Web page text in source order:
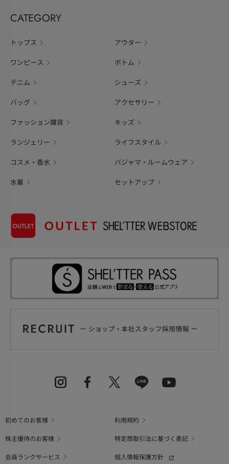
CATEGORY
トップス アウター
ワンピース ボトム
デニム シューズ
バッグ アクセサリー
ファッション雑貨 キッズ
ランジェリー ライフスタイル
コスメ・香水 パジャマ・ルームウェア
水着 セットアップ
初めてのお客様
利用規約
株主優待のお客様
特定商取引法に基づく表記
会員ランクサービス
個人情報保護方針